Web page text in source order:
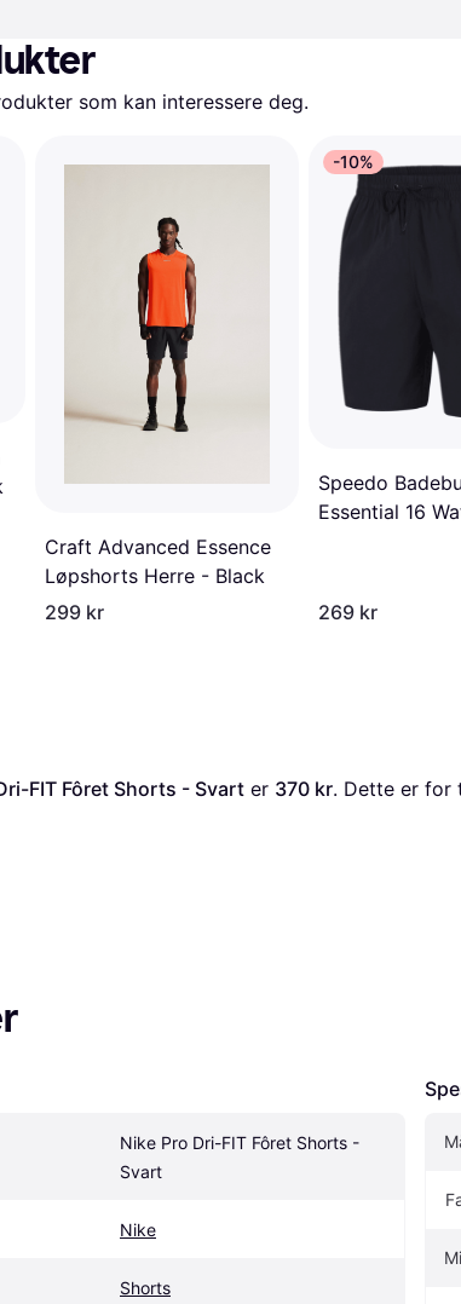
som kan interessere deg.
Craft Advanced Essence
Løpshorts Herre - Black
299 kr
-10%
Speedo
Essential 16
269 kr
FIT Fôret Shorts - Svart er 370 kr. Dette er for
Nike Pro Dri-FIT Fôret Shorts -
Svart
Nike
Shorts